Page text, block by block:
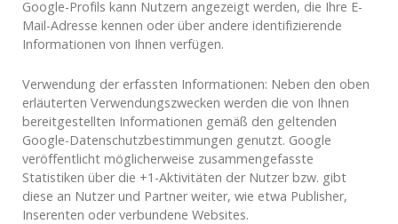
Google-Profils kann Nutzern angezeigt werden, die Ihre E-
Mail-Adresse kennen oder über andere identifizierende
Informationen von Ihnen verfügen.
Verwendung der erfassten Informationen: Neben den oben
erläuterten Verwendungszwecken werden die von Ihnen
bereitgestellten Informationen gemäß den geltenden
Google-Datenschutzbestimmungen genutzt. Google
veröffentlicht möglicherweise zusammengefasste
Statistiken über die +1-Aktivitäten der Nutzer bzw. gibt
diese an Nutzer und Partner weiter, wie etwa Publisher,
Inserenten oder verbundene Websites.